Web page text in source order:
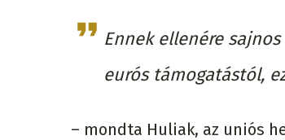
Ennek ellenére
eurós támogatástól,
– mondta Huliak, az uniós